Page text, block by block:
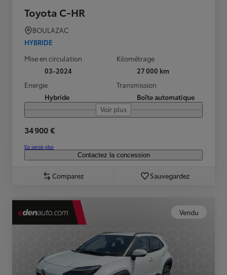
Toyota C-HR
BOULAZAC
HYBRIDE
Mise en circulation
03-2024
Kilométrage
27 000 km
Energie
Hybride
Transmission
Boîte automatique
Voir plus
34 900 €
En savoir plus
Contactez la concession
Comparez Sauvegardez
Vendu